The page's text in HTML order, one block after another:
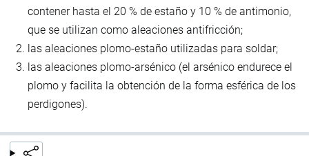
contener hasta el 20 % de estaño y 10 % de antimonio,
que se utilizan como aleaciones antifricción;
las aleaciones plomo-estaño utilizadas para soldar;
las aleaciones plomo-arsénico (el arsénico endurece el
plomo y facilita la obtención de la forma esférica de los
perdigones).